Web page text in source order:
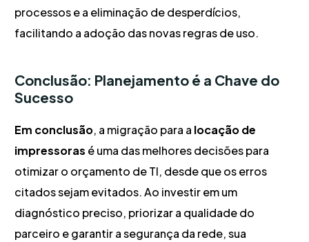
processos e a eliminação de desperdícios,
facilitando a adoção das novas regras de uso.
Conclusão: Planejamento é a Chave do
Sucesso
Em conclusão, a migração para a locação de
impressoras é uma das melhores decisões para
otimizar o orçamento de TI, desde que os erros
citados sejam evitados. Ao investir em um
diagnóstico preciso, priorizar a qualidade do
parceiro e garantir a segurança da rede, sua